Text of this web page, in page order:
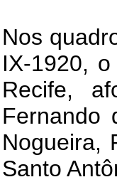
Nos
IX-1920,
Recife,
Fernando
Nogueira,
Santo